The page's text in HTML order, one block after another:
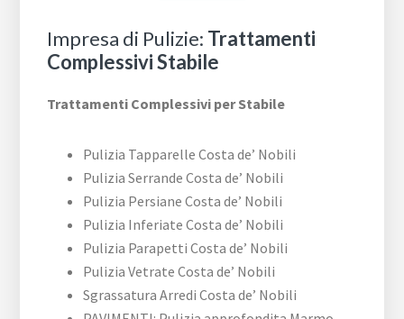
Impresa di Pulizie: Trattamenti
Complessivi Stabile
Trattamenti Complessivi per Stabile
Pulizia Tapparelle Costa de’ Nobili
Pulizia Serrande Costa de’ Nobili
Pulizia Persiane Costa de’ Nobili
Pulizia Inferiate Costa de’ Nobili
Pulizia Parapetti Costa de’ Nobili
Pulizia Vetrate Costa de’ Nobili
Sgrassatura Arredi Costa de’ Nobili